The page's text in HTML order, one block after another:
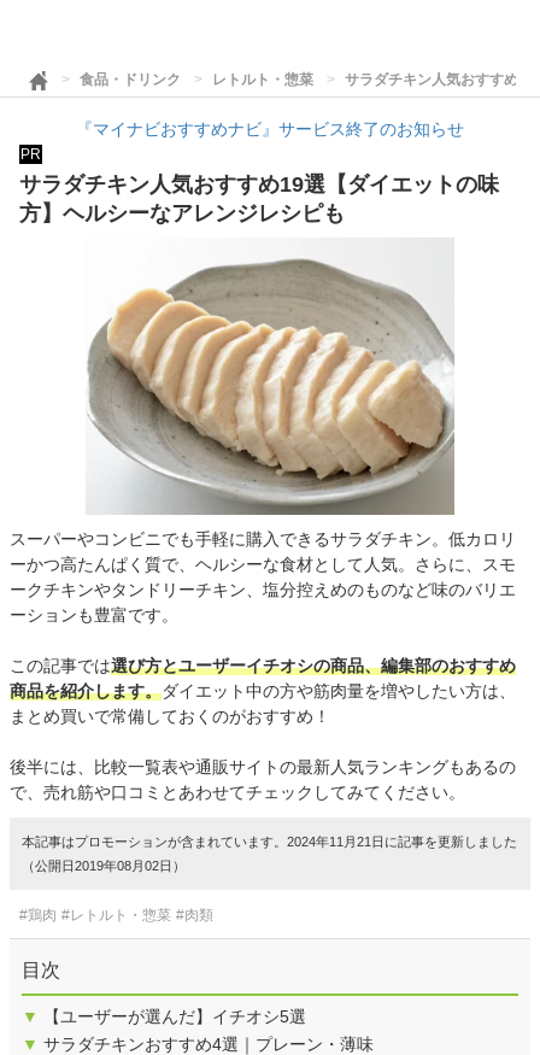
食品・ドリンク レトルト・惣菜 サラダチキン人気おすすめ
『マイナビおすすめナビ』サービス終了のお知らせ
PR
サラダチキン人気おすすめ19選【ダイエットの味
方】ヘルシーなアレンジレシピも
スーパーやコンビニでも手軽に購入できるサラダチキン。低カロリ
ーかつ高たんぱく質で、ヘルシーな食材として人気。さらに、スモ
ークチキンやタンドリーチキン、塩分控えめのものなど味のバリエ
ーションも豊富です。
この記事では選び方とユーザーイチオシの商品、編集部のおすすめ
商品を紹介します。ダイエット中の方や筋肉量を増やしたい方は、
まとめ買いで常備しておくのがおすすめ！
後半には、比較一覧表や通販サイトの最新人気ランキングもあるの
で、売れ筋や口コミとあわせてチェックしてみてください。
本記事はプロモーションが含まれています。2024年11月21日に記事を更新しました
（公開日2019年08月02日）
#鶏肉 #レトルト・惣菜 #肉類
目次
▼
【ユーザーが選んだ】イチオシ5選
▼ サラダチキンおすすめ4選｜プレーン・薄味